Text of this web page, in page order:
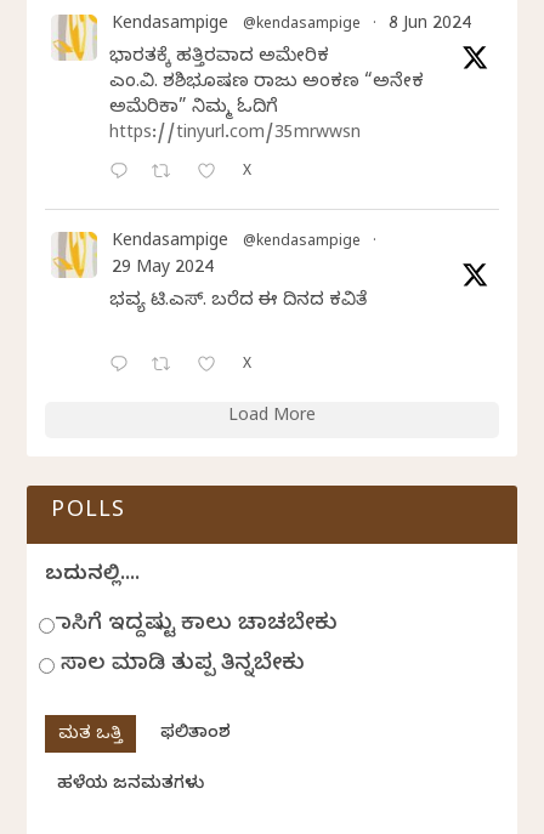
Kendasampige @kendasampige · 8 Jun 2024
ಭಾರತಕ್ಕೆ ಹತ್ತಿರವಾದ ಅಮೇರಿಕ
ಎಂ.ವಿ. ಶಶಿಭೂಷಣ ರಾಜು ಅಂಕಣ “ಅನೇಕ
ಅಮೆರಿಕಾ” ನಿಮ್ಮ ಓದಿಗೆ
https://tinyurl.com/35mrwwsn
X
Kendasampige @kendasampige ·
29 May 2024
ಭವ್ಯ ಟಿ.ಎಸ್. ಬರೆದ ಈ ದಿನದ ಕವಿತೆ
X
Load More
POLLS
ಬದುಕಿನಲ್ಲಿ....
ಹಾಸಿಗೆ ಇದ್ದಷ್ಟು ಕಾಲು ಚಾಚಬೇಕು
ಸಾಲ ಮಾಡಿ ತುಪ್ಪ ತಿನ್ನಬೇಕು
ಫಲಿತಾಂಶ
ಹಳೆಯ ಜನಮತಗಳು